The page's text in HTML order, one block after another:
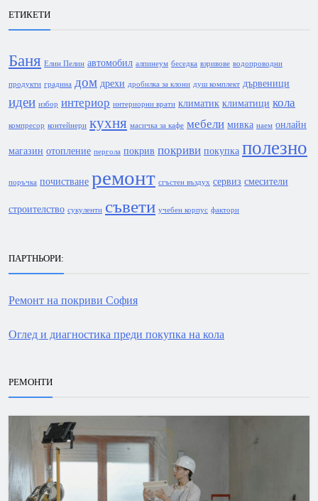
ЕТИКЕТИ
Баня Елин Пелин автомобил алпинеум беседка взривове водопроводни
продукти градина дом дрехи дробилка за клони душ комплект дървеници
идеи избор интериор интериорни врати климатик климатици кола
компресор контейнери кухня масичка за кафе мебели мивка наем онлайн
магазин отопление пергола покрив покриви покупка полезно
поръчка почистване ремонт сгъстен въздух сервиз смесители
строителство сукуленти съвети учебен корпус фактори
ПАРТНЬОРИ:
Ремонт на покриви София
Оглед и диагностика преди покупка на кола
РЕМОНТИ